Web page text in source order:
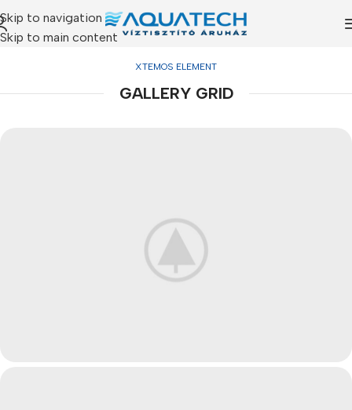
Skip to navigation
Skip to main content
XTEMOS ELEMENT
GALLERY GRID